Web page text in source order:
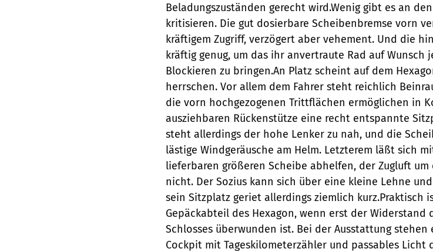
Beladungszuständen gerecht wird.Wenig gibt es an
kritisieren. Die gut dosierbare Scheibenbremse vorn
kräftigem Zugriff, verzögert aber vehement. Und die
kräftig genug, um das ihr anvertraute Rad auf Wunsch
Blockieren zu bringen.An Platz scheint auf dem
herrschen. Vor allem dem Fahrer steht reichlich
die vorn hochgezogenen Trittflächen ermöglichen in
ausziehbaren Rückenstütze eine recht entspannte
steht allerdings der hohe Lenker zu nah, und die
lästige Windgeräusche am Helm. Letzterem läßt sich
lieferbaren größeren Scheibe abhelfen, der Zugluft um
nicht. Der Sozius kann sich über eine kleine Lehne
sein Sitzplatz geriet allerdings ziemlich kurz.Praktisch
Gepäckabteil des Hexagon, wenn erst der Widerstand
Schlosses überwunden ist. Bei der Ausstattung
Cockpit mit Tageskilometerzähler und passables Licht